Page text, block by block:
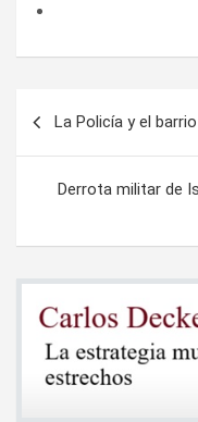
entradas
La Policía y el barrio
Derrota militar de